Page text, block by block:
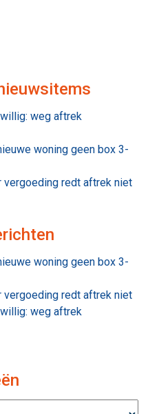
weg aftrek
woning geen box 3-
vergoeding redt aftrek niet
woning geen box 3-
vergoeding redt aftrek niet
weg aftrek